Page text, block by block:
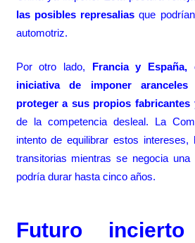
las posibles represalias que
automotriz.
Por otro lado, Francia y
iniciativa de imponer
proteger a sus propios
de la competencia desleal. La
intento de equilibrar estos intereses,
transitorias mientras se negocia una
podría durar hasta cinco años.
Futuro